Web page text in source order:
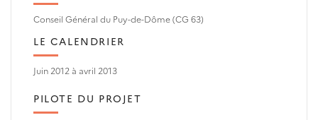
Conseil Général du Puy-de-Dôme (CG 63)
LE CALENDRIER
Juin 2012 à avril 2013
PILOTE DU PROJET